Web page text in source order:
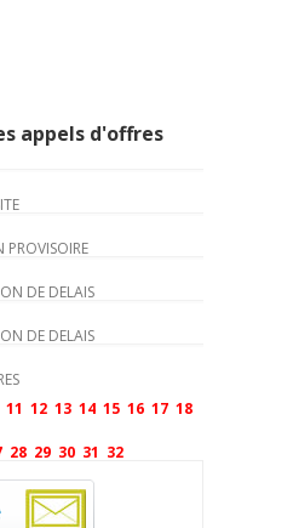
appels d'offres
DE DELAIS
DE DELAIS
11 12 13 14 15 16 17 18
28 29 30 31 32